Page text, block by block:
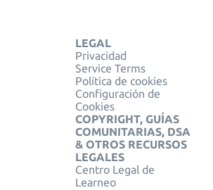
LEGAL
Privacidad
Service Terms
Política de cookies
Configuración de
Cookies
COPYRIGHT, GUÍAS
COMUNITARIAS, DSA
& OTROS RECURSOS
LEGALES
Centro Legal de
Learneo